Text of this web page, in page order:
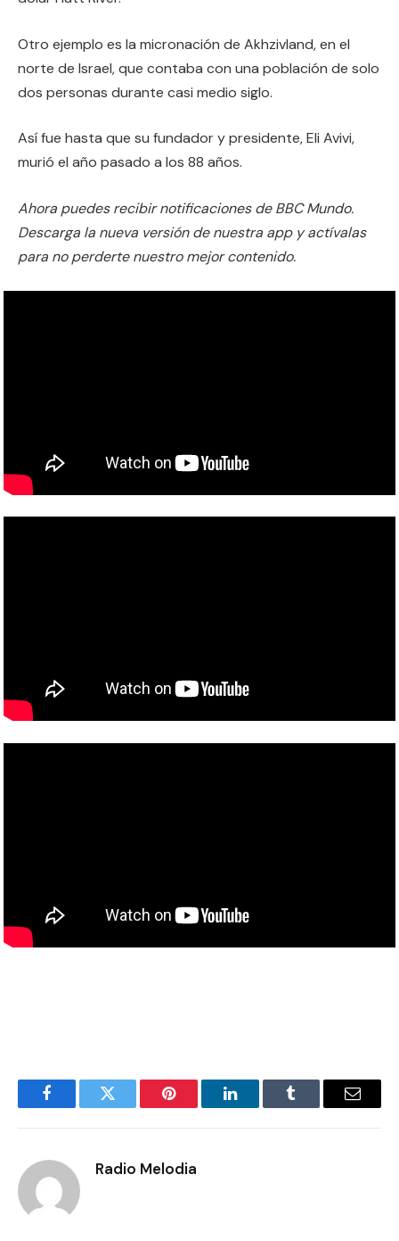
Otro ejemplo es la micronación de Akhzivland, en el
norte de Israel, que contaba con una población de solo
dos personas durante casi medio siglo.
Así fue hasta que su fundador y presidente, Eli Avivi,
murió el año pasado a los 88 años.
Ahora puedes recibir notificaciones de BBC Mundo.
Descarga la nueva versión de nuestra app y actívalas
para no perderte nuestro mejor contenido.
FacebookTwitter Pinterest LinkedInTumblr Email
Radio Melodia